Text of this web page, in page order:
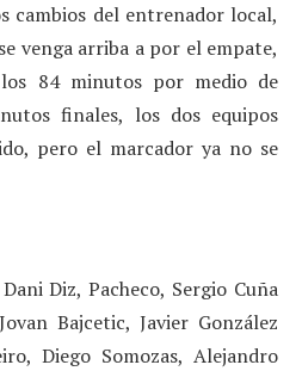
cambios del entrenador local,
venga arriba a por el empate,
84 minutos por medio de
finales, los dos equipos
pero el marcador ya no se
Diz, Pacheco, Sergio Cuña
Bajcetic, Javier González
Diego Somozas, Alejandro